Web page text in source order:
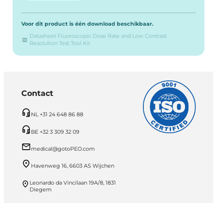
Voor dit product is één download beschikbaar.
Datasheet Fluoroscopic Dose Rate and Low Contrast
Resolution Test Tool Kit
Contact
NL +31 24 648 86 88
BE +32 3 309 32 09
medical@gotoPEO.com
Havenweg 16, 6603 AS Wijchen
Leonardo da Vincilaan 19A/8, 1831
Diegem